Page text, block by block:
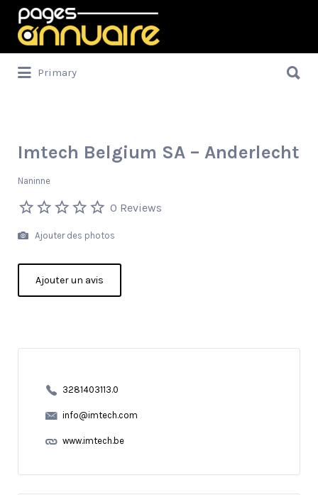
Rechercher:
Primary
Imtech Belgium SA – Anderlecht
Naninne
0 Reviews
Ajouter des photos
Ajouter un avis
3281403113.0
info@imtech.com
www.imtech.be